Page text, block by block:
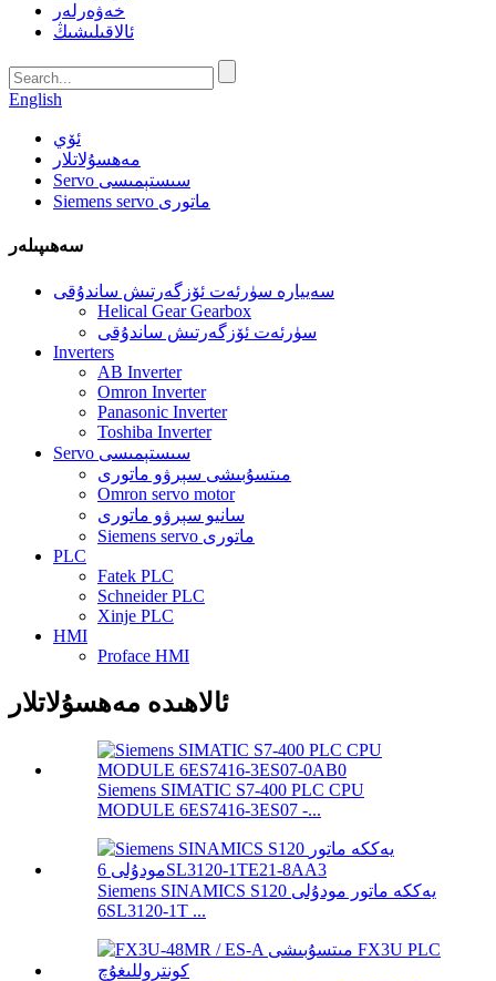
خەۋەرلەر
ئالاقىلىشىڭ
English
ئۆي
مەھسۇلاتلار
Servo سىستېمىسى
Siemens servo ماتورى
سەھىپىلەر
سەييارە سۈرئەت ئۆزگەرتىش ساندۇقى
Helical Gear Gearbox
سۈرئەت ئۆزگەرتىش ساندۇقى
Inverters
AB Inverter
Omron Inverter
Panasonic Inverter
Toshiba Inverter
Servo سىستېمىسى
مىتسۇبىشى سېرۋو ماتورى
Omron servo motor
سانيو سېرۋو ماتورى
Siemens servo ماتورى
PLC
Fatek PLC
Schneider PLC
Xinje PLC
HMI
Proface HMI
ئالاھىدە مەھسۇلاتلار
Siemens SIMATIC S7-400 PLC CPU
MODULE 6ES7416-3ES07 -...
Siemens SINAMICS S120 يەككە ماتور مودۇلى
6SL3120-1T ...